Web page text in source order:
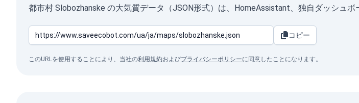
都市村 Slobozhanske の大気質データ（JSON形式）は、HomeAssistant、独自ダッシュ
コピー
このURLを使用することにより、当社の利用規約およびプライバシーポリシーに同意したことになります。